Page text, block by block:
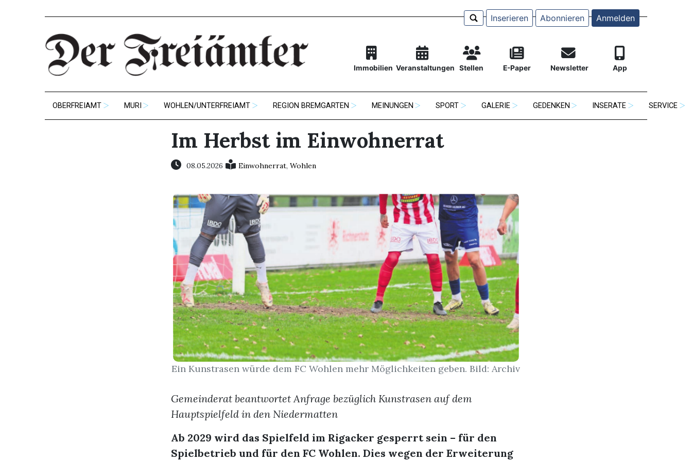
Inserieren Abonnieren Anmelden
Immobilien Veranstaltungen Stellen E-Paper Newsletter App
OBERFREIAMT MURI WOHLEN/UNTERFREIAMT REGION BREMGARTEN MEINUNGEN SPORT GALERIE GEDENKEN INSERATE SERVICE
Im Herbst im Einwohnerrat
08.05.2026 Einwohnerrat, Wohlen
Ein Kunstrasen würde dem FC Wohlen mehr Möglichkeiten geben. Bild: Archiv
Gemeinderat beantwortet Anfrage bezüglich Kunstrasen auf dem
Hauptspielfeld in den Niedermatten
Ab 2029 wird das Spielfeld im Rigacker gesperrt sein – für den
Spielbetrieb und für den FC Wohlen. Dies wegen der Erweiterung